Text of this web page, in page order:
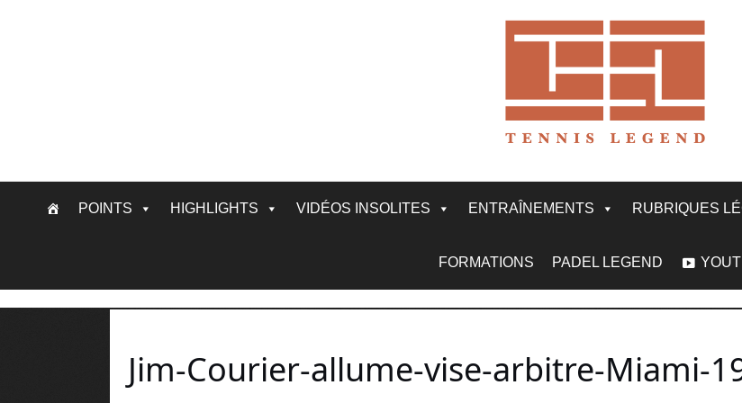
POINTS HIGHLIGHTS VIDÉOS INSOLITES ENTRAÎNEMENTS RUBRIQUES
FORMATIONS PADEL LEGEND
Jim-Courier-allume-vise-arbitre-Miami-